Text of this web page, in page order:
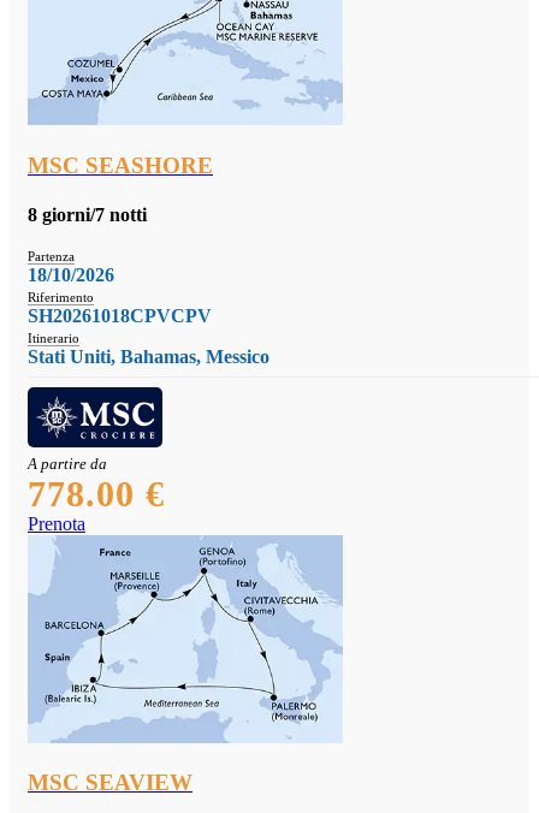
MSC SEASHORE
8 giorni/7 notti
Partenza
18/10/2026
Riferimento
SH20261018CPVCPV
Itinerario
Stati Uniti, Bahamas, Messico
A partire da
778.00 €
Prenota
MSC SEAVIEW